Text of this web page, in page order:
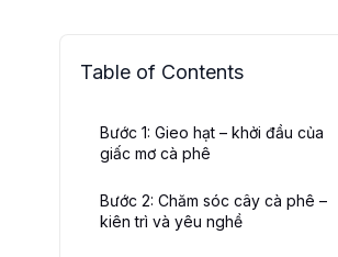
Table of Contents
Bước 1: Gieo hạt – khởi đầu của
giấc mơ cà phê
Bước 2: Chăm sóc cây cà phê –
kiên trì và yêu nghề